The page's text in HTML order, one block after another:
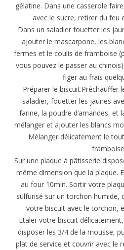
gélatine. Dans une casserole
avec le sucre, retirer du feu
Dans un saladier fouetter les
ajouter le mascarpone, les
fermes et le coulis de framboise
vous pouvez le passer au
figer au frais
Préparer le biscuit.Préchauffer
saladier, fouetter les jaunes
farine, la poudre d’amandes, et
mélanger et ajouter les blancs
Mélanger délicatement le
Sur une plaque à pâtisserie
même dimension que la plaque.
au four 10min. Sortir votre
sulfurisé sur un torchon humide,
votre biscuit avec le torchon,
Etaler votre biscuit
disposer les 3/4 de la mousse,
plat de service et couvrir avec le